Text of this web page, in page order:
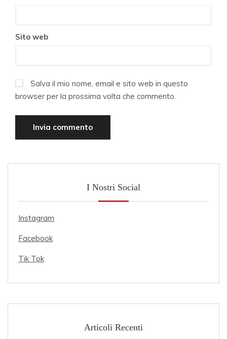
Sito web
Salva il mio nome, email e sito web in questo
browser per la prossima volta che commento.
I Nostri Social
Instagram
Facebook
Tik Tok
Articoli Recenti